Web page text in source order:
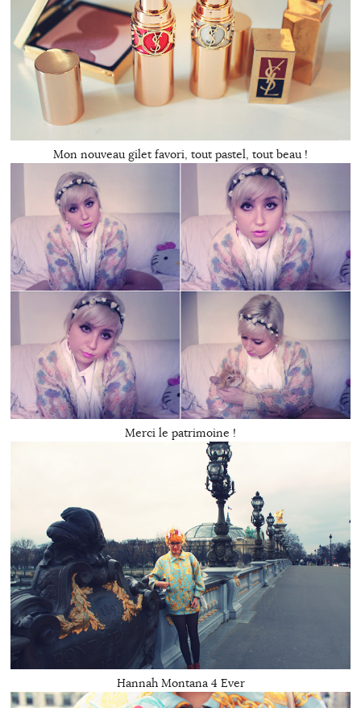
Mon nouveau gilet favori, tout pastel, tout beau !
Merci le patrimoine !
Hannah Montana 4 Ever